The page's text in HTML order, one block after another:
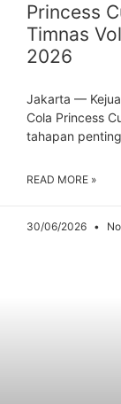
Princess
Timnas
2026
Jakarta —
Cola Princess
tahapan
READ MORE »
30/06/2026